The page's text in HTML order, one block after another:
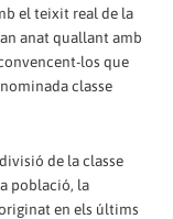
el teixit real de la
anat quallant amb
los que
classe
de la classe
població, la
en els últims